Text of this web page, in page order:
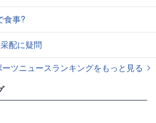
食事?
配に疑問
ーツニュースランキングをもっと見る